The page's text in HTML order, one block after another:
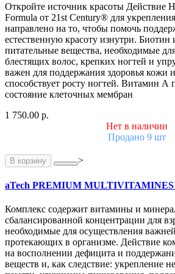
Откройте источник красоты Действие
Formula от 21st Century® для
направлено на то, чтобы помочь
естественную красоту изнутри.
питательные вещества, необходимые
блестящих волос, крепких ногтей и
важен для поддержания здоровья кожи
способствует росту ногтей. Витамин А
состояние клеточных мембран
1 750.00 р.
Нет в наличии
Продано 9 шт
В корзину >
aTech PREMIUM MULTIVITAMINES
Комплекс содержит витамины и
сбалансированной концентрации для
необходимые для осуществления
протекающих в организме. Действие
на восполнении дефицита и
веществ и, как следствие: укрепление